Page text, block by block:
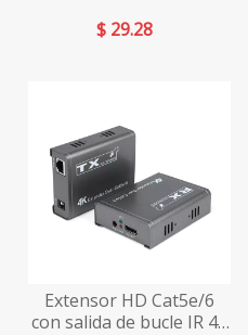
$ 29.28
Extensor HD Cat5e/6
con salida de bucle IR 4K